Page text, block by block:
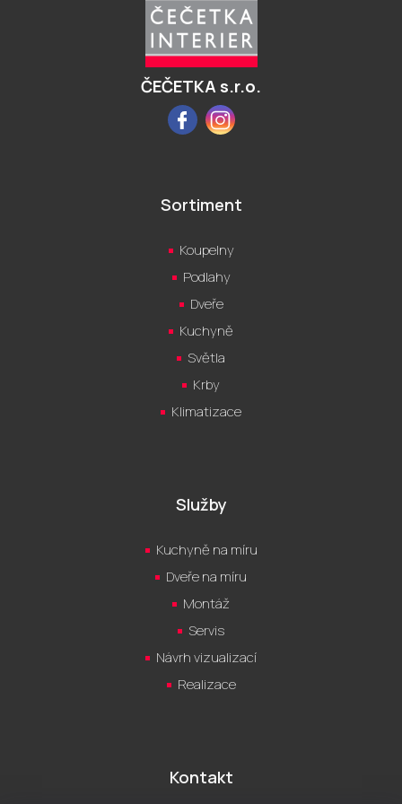
ČEČETKA s.r.o.
FacebookInstagram
Sortiment
Koupelny
Podlahy
Dveře
Kuchyně
Světla
Krby
Klimatizace
Služby
Kuchyně na míru
Dveře na míru
Montáž
Servis
Návrh vizualizací
Realizace
Kontakt